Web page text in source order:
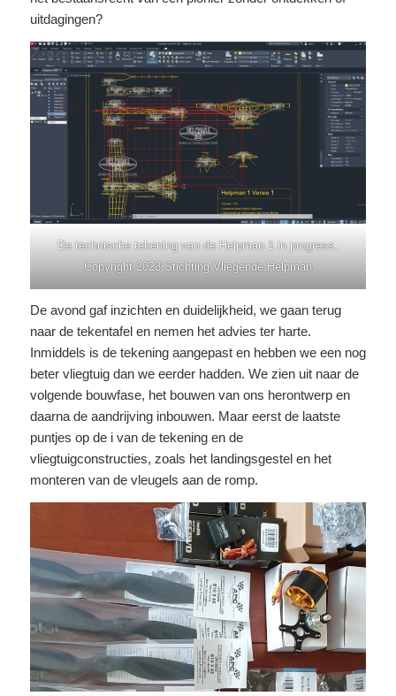
uitdagingen?
De technische tekening van de Helpman 1 in progress.
Copyright 2023 Stichting Vliegende Helpman
De avond gaf inzichten en duidelijkheid, we gaan terug
naar de tekentafel en nemen het advies ter harte.
Inmiddels is de tekening aangepast en hebben we een nog
beter vliegtuig dan we eerder hadden. We zien uit naar de
volgende bouwfase, het bouwen van ons herontwerp en
daarna de aandrijving inbouwen. Maar eerst de laatste
puntjes op de i van de tekening en de
vliegtuigconstructies, zoals het landingsgestel en het
monteren van de vleugels aan de romp.